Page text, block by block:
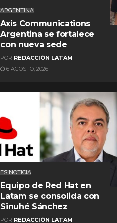
ARGENTINA
Axis Communications
Argentina se fortalece
con nueva sede
POR REDACCIÓN LATAM
6 AGOSTO, 2026
ES NOTICIA
Equipo de Red Hat en
Latam se consolida con
Sinuhé Sánchez
POR REDACCIÓN LATAM